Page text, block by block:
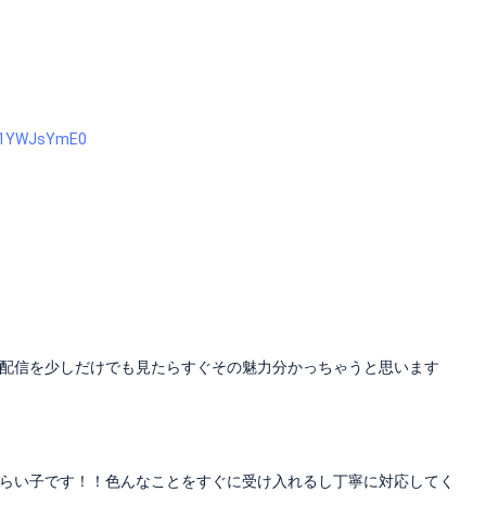
を少しだけでも見たらすぐその魅力分かっちゃうと思います
子です！！色んなことをすぐに受け入れるし丁寧に対応してく